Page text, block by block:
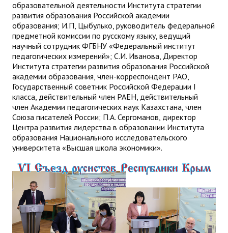
образовательной деятельности Института стратегии
развития образования Российской академии
образования; И.П, Цыбулько, руководитель федеральной
предметной комиссии по русскому языку, ведущий
научный сотрудник ФГБНУ «Федеральный институт
педагогических измерений»; С.И. Иванова, Директор
Института стратегии развития образования Российской
академии образования, член-корреспондент РАО,
Государственный советник Российской Федерации I
класса, действительный член РАЕН, действительный
член Академии педагогических наук Казахстана, член
Союза писателей России; П.А. Сергоманов, директор
Центра развития лидерства в образовании Института
образования Национального исследовательского
университета «Высшая школа экономики».